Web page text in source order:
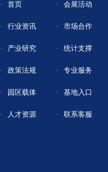
首页
行业资讯
产业研究
政策法规
园区载体
人才资源
会展活动
市场合作
统计支撑
专业服务
基地入口
联系客服